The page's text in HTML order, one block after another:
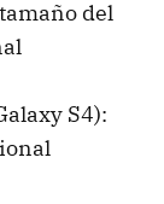
del
S4):